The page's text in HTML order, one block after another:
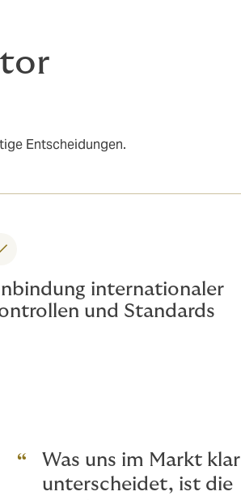
Entscheidungen.
internationaler
und Standards
Was uns im Markt klar
unterscheidet, ist die